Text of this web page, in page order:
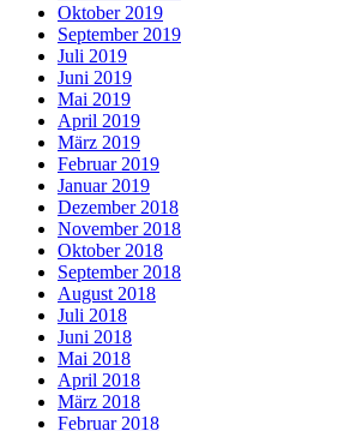
Oktober 2019
September 2019
Juli 2019
Juni 2019
Mai 2019
April 2019
März 2019
Februar 2019
Januar 2019
Dezember 2018
November 2018
Oktober 2018
September 2018
August 2018
Juli 2018
Juni 2018
Mai 2018
April 2018
März 2018
Februar 2018